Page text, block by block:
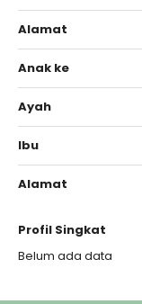
Alamat
Anak ke
Ayah
Ibu
Alamat
Profil Singkat
Belum ada data